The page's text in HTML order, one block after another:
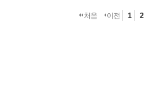
처음 이전 1 2